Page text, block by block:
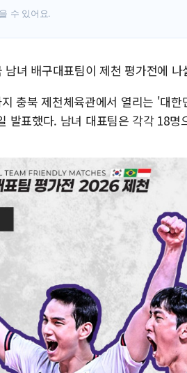
수 있어요.
녀 배구대표팀이 제천 평가전에
충북 제천체육관에서 열리는 '대
발표했다. 남녀 대표팀은 각각 18명